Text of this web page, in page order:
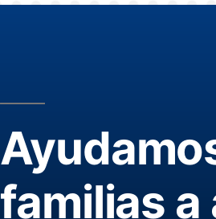
familias a